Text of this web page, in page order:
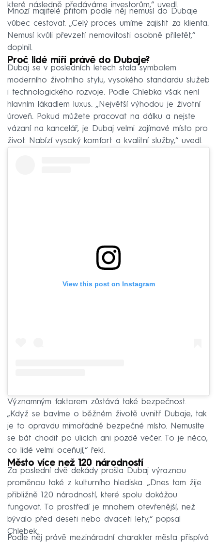
které následně předáváme investorům,“ uvedl.
Mnozí majitelé přitom podle něj nemusí do Dubaje
vůbec cestovat. „Celý proces umíme zajistit za klienta.
Nemusí kvůli převzetí nemovitosti osobně přiletět,“
doplnil.
Proč lidé míří právě do Dubaje?
Dubaj se v posledních letech stala symbolem
moderního životního stylu, vysokého standardu služeb
i technologického rozvoje. Podle Chlebka však není
hlavním lákadlem luxus. „Největší výhodou je životní
úroveň. Pokud můžete pracovat na dálku a nejste
vázaní na kancelář, je Dubaj velmi zajímavé místo pro
život. Nabízí vysoký komfort a kvalitní služby,“ uvedl.
View this post on Instagram
Významným faktorem zůstává také bezpečnost.
„Když se bavíme o běžném životě uvnitř Dubaje, tak
je to opravdu mimořádně bezpečné místo. Nemusíte
se bát chodit po ulicích ani pozdě večer. To je něco,
co lidé velmi oceňují,“ řekl.
Město více než 120 národností
Za poslední dvě dekády prošla Dubaj výraznou
proměnou také z kulturního hlediska. „Dnes tam žije
přibližně 120 národností, které spolu dokážou
fungovat. To prostředí je mnohem otevřenější, než
bývalo před deseti nebo dvaceti lety,“ popsal
Chlebek.
Podle něj právě mezinárodní charakter města přispívá